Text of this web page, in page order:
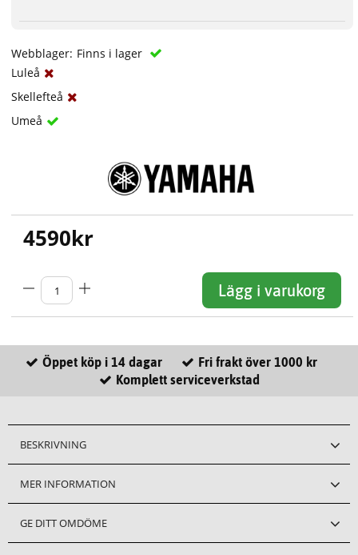
Webblager: Finns i lager
Luleå
Skellefteå
Umeå
4590kr
Lägg i varukorg
Öppet köp i 14 dagar
Fri frakt över 1000 kr
Komplett serviceverkstad
BESKRIVNING
MER INFORMATION
GE DITT OMDÖME